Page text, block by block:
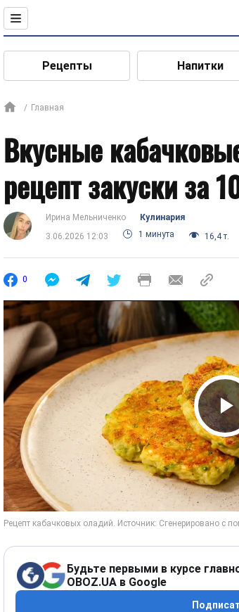
Рецепты Напитки
Главная
Вкусные
рецепт закуски за
Ирина Мельниченко
Кулинария
3.06.2026 12:03
1 минута 16,4 т.
0
Будьте первыми в курсе
OBOZ.UA в Google